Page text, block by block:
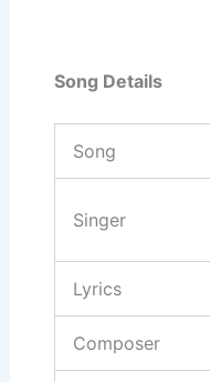
Song Details
Song
Singer
Lyrics
Composer